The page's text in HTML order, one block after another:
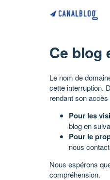
Ce blog
Le nom de
cette interruption.
rendant son accès
Pour les
blog en
Pour le
nous
Nous espérons
compréhension.